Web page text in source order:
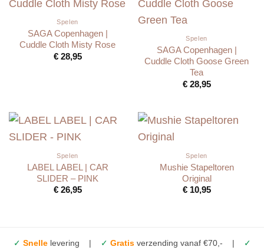
Spelen
SAGA Copenhagen |
Cuddle Cloth Misty Rose
€28,95
Spelen
SAGA Copenhagen |
Cuddle Cloth Goose Green
Tea
€28,95
Spelen
LABEL LABEL | CAR
SLIDER – PINK
€26,95
Spelen
Mushie Stapeltoren
Original
€10,95
✓ Snellelevering | ✓ Gratisverzending vanaf €70,- |
✓